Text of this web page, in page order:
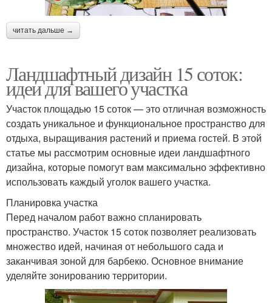
читать дальше →
Ландшафтный дизайн 15 соток:
идеи для вашего участка
Участок площадью 15 соток — это отличная возможность
создать уникальное и функциональное пространство для
отдыха, выращивания растений и приема гостей. В этой
статье мы рассмотрим основные идеи ландшафтного
дизайна, которые помогут вам максимально эффективно
использовать каждый уголок вашего участка.
Планировка участка
Перед началом работ важно спланировать
пространство. Участок 15 соток позволяет реализовать
множество идей, начиная от небольшого сада и
заканчивая зоной для барбекю. Основное внимание
уделяйте зонированию территории.